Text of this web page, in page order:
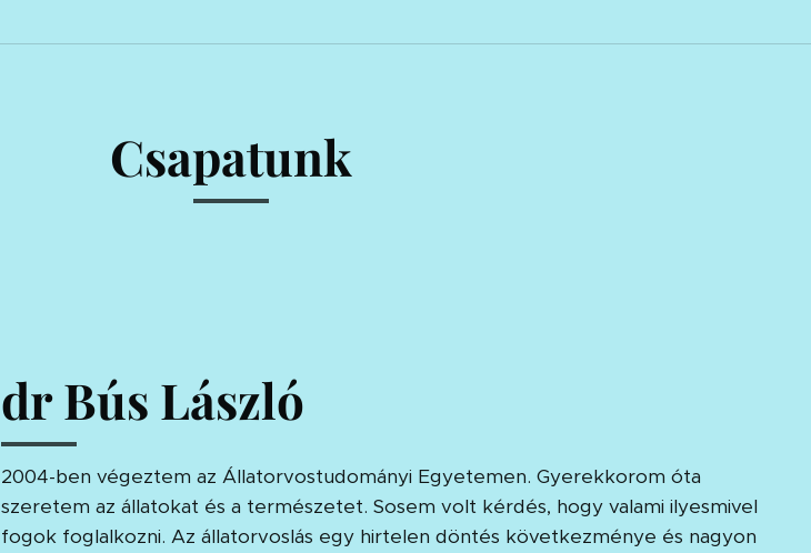
Csapatunk
dr Bús László
2004-ben végeztem az Állatorvostudományi Egyetemen. Gyerekkorom óta
szeretem az állatokat és a természetet. Sosem volt kérdés, hogy valami ilyesmivel
fogok foglalkozni. Az állatorvoslás egy hirtelen döntés következménye és nagyon